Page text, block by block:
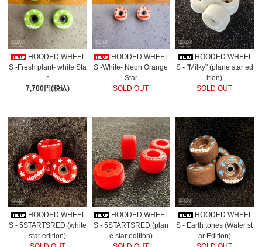
HOODED WHEEL
S -Fresh plant- white Sta
r
7,700円(税込)
HOODED WHEEL
S -White- Neon Orange
Star
SOLD OUT
HOODED WHEEL
S - "Milky" (plane star ed
ition)
SOLD OUT
HOODED WHEEL
S - 5STARTSRED (white
star edition)
HOODED WHEEL
S - 5STARTSRED (plan
e star edition)
HOODED WHEEL
S - Earth tones (Water st
ar Edition)